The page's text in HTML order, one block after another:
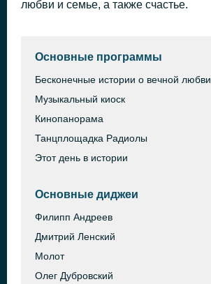
любви и семье, а также счастье.
Основные программы
Бесконечные истории о вечной любви
Музыкальный киоск
Кинопанорама
Танцплощадка Радиолы
Этот день в истории
Основные диджеи
Филипп Андреев
Дмитрий Ленский
Молот
Олег Дубровский